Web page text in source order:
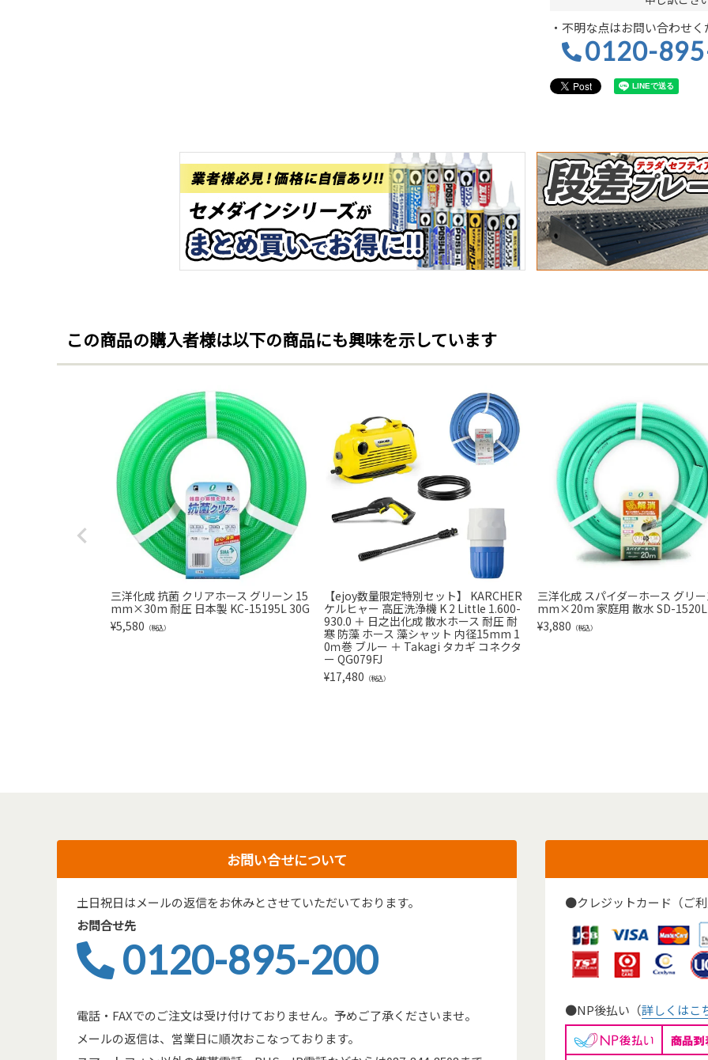
・不明な点はお問い合わせ
0120-
この商品の購入者様は以下の商品にも興味を示しています
三洋化成 抗菌 クリアホース グリーン 15
mm×30m 耐圧 日本製 KC-15195L 30G
¥5,580 （税込）
【ejoy数量限定特別セット】 KARCHER
ケルヒャー 高圧洗浄機 K 2 Little 1.600-
930.0 ＋ 日之出化成 散水ホース 耐圧 耐
寒 防藻 ホース 藻シャット 内径15mm 1
0ｍ巻 ブルー ＋ Takagi タカギ コネクタ
ー QG079FJ
¥17,480 （税込）
三洋化成 スパイダーホース グリ
mm×20m 家庭用 散水 SD-
¥3,880 （税込）
お問い合せについて
土日祝日はメールの返信をお休みとさせていただいております。
お問合せ先
0120-895-200
電話・FAXでのご注文は受け付けておりません。予めご了承くださいませ。
メールの返信は、営業日に順次おこなっております。
●クレジットカード（ご
●NP後払い（詳しくはこ